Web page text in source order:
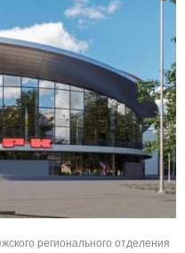
регионального отделения